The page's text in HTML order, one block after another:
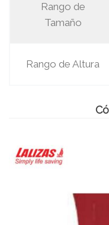
Rango de
Tamaño
Rango de Altura